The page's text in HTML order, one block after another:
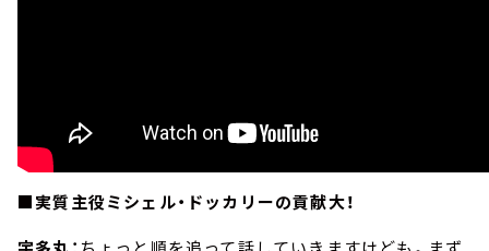
■実質主役ミシェル・ドッカリーの貢献大！